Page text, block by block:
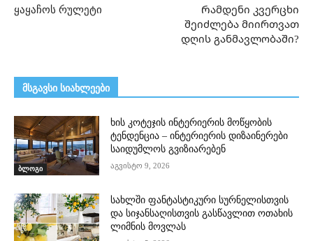
ყაყაჩოს რულეტი
Რამდენი კვერცხი
შეიძლება მიირთვათ
დღის განმავლობაში?
მსგავსი სიახლეები
ბლოგი
ხის კოტეჯის ინტერიერის მოწყობის
ტენდენცია – ინტერიერის დიზაინერები
საიდუმლოს გვიზიარებენ
აგვისტო 9, 2026
სახლში ფანტასტიკური სურნელისთვის
და სიჯანსაღისთვის გასწავლით ოთახის
ლიმნის მოვლას